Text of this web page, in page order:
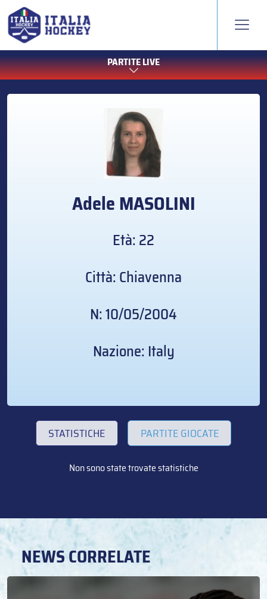
PARTITE LIVE
AdeleMASOLINI
Età: 22
Città: Chiavenna
N: 10/05/2004
Nazione: Italy
STATISTICHE PARTITE GIOCATE
Non sono state trovate statistiche
NEWS CORRELATE